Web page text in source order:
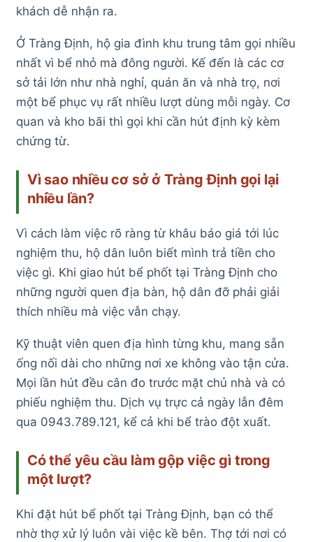
khách dễ nhận ra.
Ở Tràng Định, hộ gia đình khu trung tâm gọi nhiều
nhất vì bể nhỏ mà đông người. Kế đến là các cơ
sở tải lớn như nhà nghỉ, quán ăn và nhà trọ, nơi
một bể phục vụ rất nhiều lượt dùng mỗi ngày. Cơ
quan và kho bãi thì gọi khi cần hút định kỳ kèm
chứng từ.
Vì sao nhiều cơ sở ở Tràng Định gọi lại
nhiều lần?
Vì cách làm việc rõ ràng từ khâu báo giá tới lúc
nghiệm thu, hộ dân luôn biết mình trả tiền cho
việc gì. Khi giao hút bể phốt tại Tràng Định cho
những người quen địa bàn, hộ dân đỡ phải giải
thích nhiều mà việc vẫn chạy.
Kỹ thuật viên quen địa hình từng khu, mang sẵn
ống nối dài cho những nơi xe không vào tận cửa.
Mọi lần hút đều cân đo trước mặt chủ nhà và có
phiếu nghiệm thu. Dịch vụ trực cả ngày lẫn đêm
qua 0943.789.121, kể cả khi bể trào đột xuất.
Có thể yêu cầu làm gộp việc gì trong
một lượt?
Khi đặt hút bể phốt tại Tràng Định, bạn có thể
nhờ thợ xử lý luôn vài việc kề bên. Thợ tới nơi có